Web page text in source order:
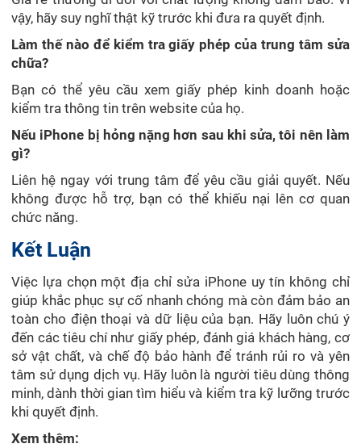
vậy, hãy suy nghĩ thật kỹ trước khi đưa ra quyết định.
Làm thế nào để kiểm tra giấy phép của trung tâm sửa
chữa?
Bạn có thể yêu cầu xem giấy phép kinh doanh hoặc
kiểm tra thông tin trên website của họ.
Nếu iPhone bị hỏng nặng hơn sau khi sửa, tôi nên làm
gì?
Liên hệ ngay với trung tâm để yêu cầu giải quyết. Nếu
không được hỗ trợ, bạn có thể khiếu nại lên cơ quan
chức năng.
Kết Luận
Việc lựa chọn một địa chỉ sửa iPhone uy tín không chỉ
giúp khắc phục sự cố nhanh chóng mà còn đảm bảo an
toàn cho điện thoại và dữ liệu của bạn. Hãy luôn chú ý
đến các tiêu chí như giấy phép, đánh giá khách hàng, cơ
sở vật chất, và chế độ bảo hành để tránh rủi ro và yên
tâm sử dụng dịch vụ. Hãy luôn là người tiêu dùng thông
minh, dành thời gian tìm hiểu và kiểm tra kỹ lưỡng trước
khi quyết định.
Xem thêm: